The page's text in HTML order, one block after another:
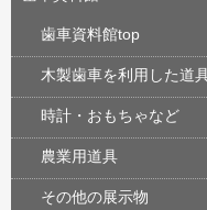
歯車資料館top
木製歯車を利用した道
時計・おもちゃなど
農業用道具
その他の展示物